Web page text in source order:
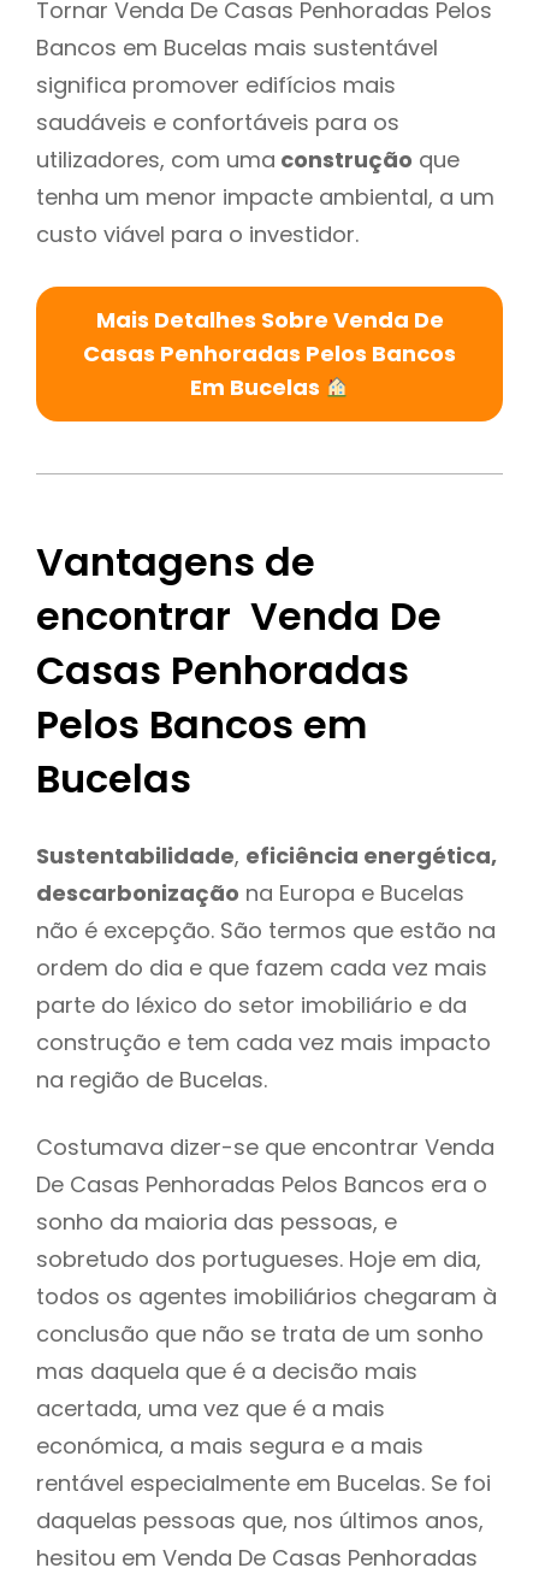
Tornar Venda De Casas Penhoradas Pelos
Bancos em Bucelas mais sustentável
significa promover edifícios mais
saudáveis e confortáveis para os
utilizadores, com uma construção que
tenha um menor impacte ambiental, a um
custo viável para o investidor.
Mais Detalhes Sobre Venda De
Casas Penhoradas Pelos Bancos
Em Bucelas
Vantagens de
encontrar Venda De
Casas Penhoradas
Pelos Bancos em
Bucelas
Sustentabilidade, eficiência energética,
descarbonização na Europa e Bucelas
não é excepção. São termos que estão na
ordem do dia e que fazem cada vez mais
parte do léxico do setor imobiliário e da
construção e tem cada vez mais impacto
na região de Bucelas.
Costumava dizer-se que encontrar Venda
De Casas Penhoradas Pelos Bancos era o
sonho da maioria das pessoas, e
sobretudo dos portugueses. Hoje em dia,
todos os agentes imobiliários chegaram à
conclusão que não se trata de um sonho
mas daquela que é a decisão mais
acertada, uma vez que é a mais
económica, a mais segura e a mais
rentável especialmente em Bucelas. Se foi
daquelas pessoas que, nos últimos anos,
hesitou em Venda De Casas Penhoradas